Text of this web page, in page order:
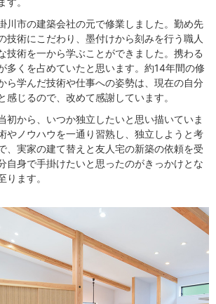
川市の建築会社の元で修業しました。勤め先
技術にこだわり、墨付けから刻みを行う職人
技術を一から学ぶことができました。携わる
多くを占めていたと思います。約14年間の修
ら学んだ技術や仕事への姿勢は、現在の自分
感じるので、改めて感謝しています。
初から、いつか独立したいと思い描いていま
やノウハウを一通り習熟し、独立しようと考
、実家の建て替えと友人宅の新築の依頼を受
自身で手掛けたいと思ったのがきっかけとな
ります。